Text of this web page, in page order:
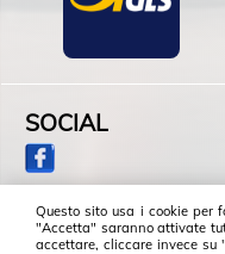
Questo sito usa i cookie per
"Accetta" saranno attivate
accettare, cliccare invece su
SOCIAL